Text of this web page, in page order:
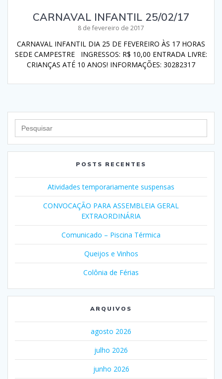
CARNAVAL INFANTIL 25/02/17
8 de fevereiro de 2017
CARNAVAL INFANTIL DIA 25 DE FEVEREIRO ÀS 17 HORAS
SEDE CAMPESTRE INGRESSOS: R$ 10,00 ENTRADA LIVRE:
CRIANÇAS ATÉ 10 ANOS! INFORMAÇÕES: 30282317
Search
POSTS RECENTES
Atividades temporariamente suspensas
CONVOCAÇÃO PARA ASSEMBLEIA GERAL
EXTRAORDINÁRIA
Comunicado – Piscina Térmica
Queijos e Vinhos
Colônia de Férias
ARQUIVOS
agosto 2026
julho 2026
junho 2026